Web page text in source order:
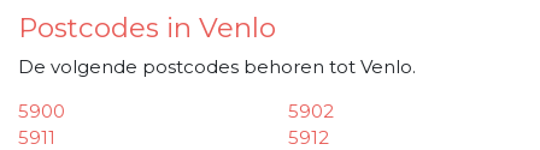
Postcodes in Venlo
De volgende postcodes behoren tot Venlo.
5900
5902
5911
5912